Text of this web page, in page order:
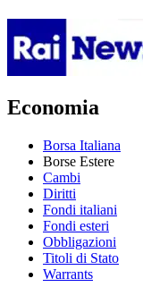
Economia
Borsa Italiana
Borse Estere
Cambi
Diritti
Fondi italiani
Fondi esteri
Obbligazioni
Titoli di Stato
Warrants